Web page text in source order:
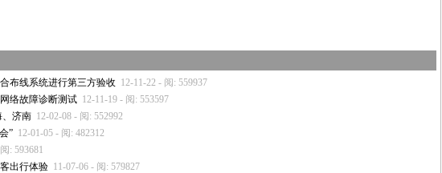
布线系统进行第三方验收 12-11-22 - 阅: 559937
络故障诊断测试 12-11-19 - 阅: 553597
、济南 12-02-08 - 阅: 552992
” 12-01-05 - 阅: 482312
: 593681
出行体验 11-07-06 - 阅: 579827